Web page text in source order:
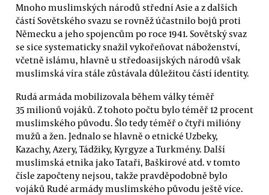
Mnoho muslimských národů střední Asie a z dalších
částí Sovětského svazu se rovněž účastnilo bojů proti
Německu a jeho spojencům po roce 1941. Sovětský svaz
se sice systematicky snažil vykořeňovat náboženství,
včetně islámu, hlavně u středoasijských národů však
muslimská víra stále zůstávala důležitou částí identity.
Rudá armáda mobilizovala během války téměř
35 milionů vojáků. Z tohoto počtu bylo téměř 12 procent
muslimského původu. Šlo tedy téměř o čtyři milióny
mužů a žen. Jednalo se hlavně o etnické Uzbeky,
Kazachy, Azery, Tádžiky, Kyrgyze a Turkmény. Další
muslimská etnika jako Tataři, Baškirové atd. v tomto
čísle započteny nejsou, takže pravděpodobně bylo
vojáků Rudé armády muslimského původu ještě více.